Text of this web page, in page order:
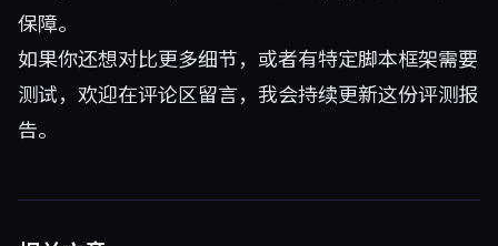
保障。
如果你还想对比更多细节，或者有特定脚本框架需要
测试，欢迎在评论区留言，我会持续更新这份评测报
告。